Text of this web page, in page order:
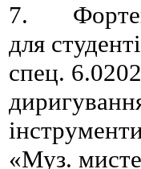
7.
для
спец.
«Муз.